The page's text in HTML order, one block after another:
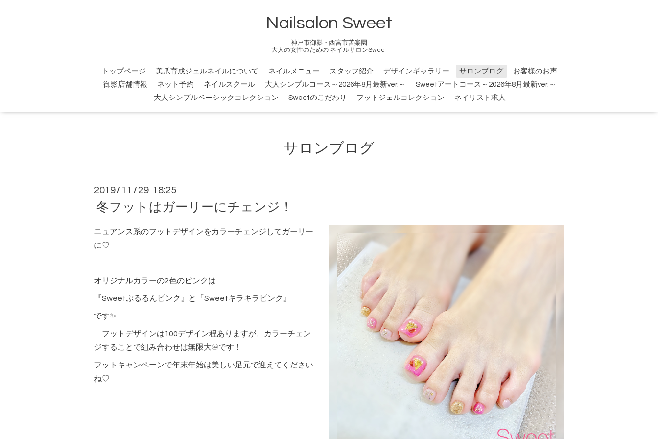
Nailsalon Sweet
神戸市御影・西宮市苦楽園
大人の女性のための ネイルサロンSweet
トップページ 美爪育成ジェルネイルについて ネイルメニュー スタッフ紹介 デザインギャラリー サロンブログ
お客様のお声
御影店舗情報
ネット予約 ネイルスクール 大人シンプルコース～2026年8月最新ver.～
Sweetアートコース～2026年8月最新ver.～
大人シンプルベーシックコレクション
Sweetのこだわり フットジェルコレクション ネイリスト求人
サロンブログ
2019 / 11 / 29 18:25
冬フットはガーリーにチェンジ！
ニュアンス系のフットデザインをカラーチェンジしてガーリー
に♡
オリジナルカラーの2色のピンクは
『Sweetぷるるんピンク』と『Sweetキラキラピンク』
です✨
フットデザインは100デザイン程ありますが、カラーチェン
ジすることで組み合わせは無限大♾です！
フットキャンペーンで年末年始は美しい足元で迎えてください
ね♡